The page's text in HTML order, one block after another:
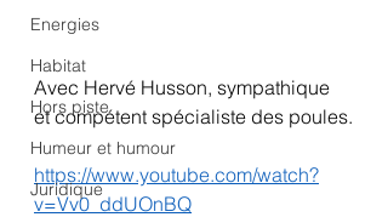
Energies
Habitat
Hors piste
Humeur et humour
Juridique
Avec Hervé Husson, sympathique
et compétent spécialiste des poules.
https://www.youtube.com/watch?
v=Vv0_ddUOnBQ